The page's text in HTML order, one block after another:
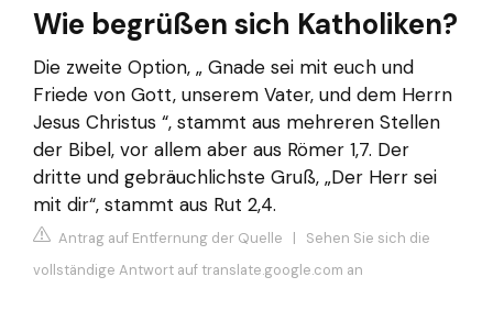
Wie begrüßen sich Katholiken?
Die zweite Option, „ Gnade sei mit euch und
Friede von Gott, unserem Vater, und dem Herrn
Jesus Christus “, stammt aus mehreren Stellen
der Bibel, vor allem aber aus Römer 1,7. Der
dritte und gebräuchlichste Gruß, „Der Herr sei
mit dir“, stammt aus Rut 2,4.
Antrag auf Entfernung der Quelle | Sehen Sie sich die
vollständige Antwort auf translate.google.com an